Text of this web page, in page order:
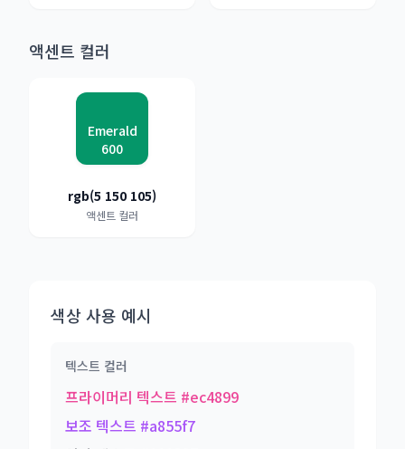
액센트 컬러
Emerald
600
rgb(5 150 105)
액센트 컬러
색상 사용 예시
텍스트 컬러
프라이머리 텍스트 #ec4899
보조 텍스트 #a855f7